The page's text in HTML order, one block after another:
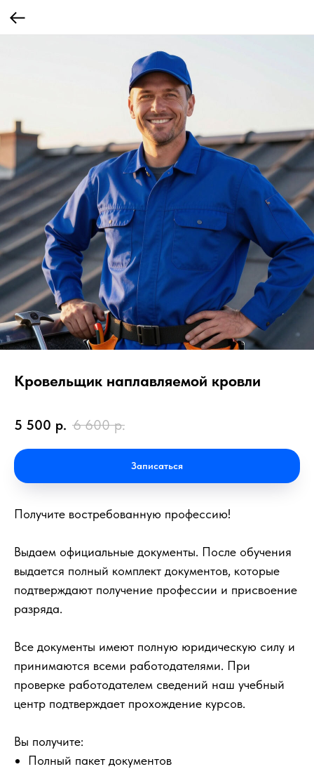
Кровельщик наплавляемой кровли
5 500 р. 6 600 р.
Записаться
Получите востребованную профессию!
Выдаем официальные документы. После обучения
выдается полный комплект документов, которые
подтверждают получение профессии и присвоение
разряда.
Все документы имеют полную юридическую силу и
принимаются всеми работодателями. При
проверке работодателем сведений наш учебный
центр подтверждает прохождение курсов.
Вы получите:
Полный пакет документов